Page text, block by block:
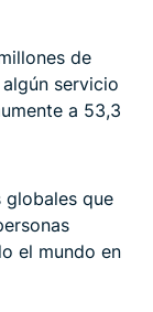
de
servicio
a 53,3
globales que
el mundo en